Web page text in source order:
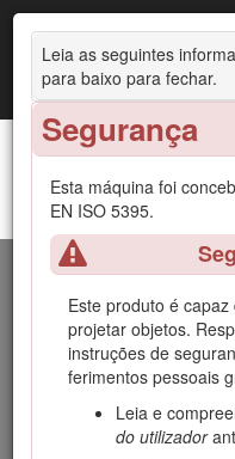
Leia as seguintes
para baixo para fechar.
Segurança
Esta máquina foi
EN ISO 5395.
Este produto é
projetar objetos.
instruções de
ferimentos pessoais
Leia e
do utilizador
Cortadores de relva
montado
Introdução
Este cortador de relva
sentado tem como
contratados. Foi
relva de propriedades
máquina for utilizada
Leia estas informações